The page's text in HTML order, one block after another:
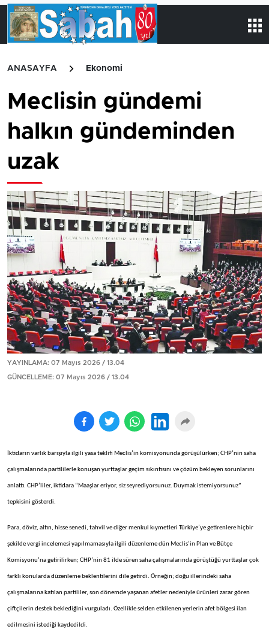
ANASAYFA Ekonomi
Meclisin gündemi
halkın gündeminden
uzak
YAYINLAMA: 07 Mayıs 2026 / 13.04
GÜNCELLEME: 07 Mayıs 2026 / 13.04
İktidarın varlık barışıyla ilgili yasa teklifi Meclis’in komisyonunda görüşülürken; CHP’nin saha
çalışmalarında partililerle konuşan yurttaşlar geçim sıkıntısını ve çözüm bekleyen sorunlarını
anlattı. CHP’liler, iktidara “Maaşlar eriyor, siz seyrediyorsunuz. Duymak istemiyorsunuz”
tepkisini gösterdi.
Para, döviz, altın, hisse senedi, tahvil ve diğer menkul kıymetleri Türkiye’ye getirenlere hiçbir
şekilde vergi incelemesi yapılmamasıyla ilgili düzenleme dün Meclis’in Plan ve Bütçe
Komisyonu’na getirilirken; CHP’nin 81 ilde süren saha çalışmalarında görüştüğü yurttaşlar çok
farklı konularda düzenleme beklentilerini dile getirdi. Örneğin; doğu illerindeki saha
çalışmalarına katılan partililer, son dönemde yaşanan afetler nedeniyle ürünleri zarar gören
çiftçilerin destek beklediğini vurguladı. Özellikle selden etkilenen yerlerin afet bölgesi ilan
edilmesini istediği kaydedildi.